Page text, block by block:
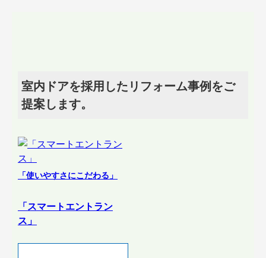
室内ドアを採用したリフォーム事例をご
提案します。
「使いやすさにこだわる」
「スマートエントラン
ス」